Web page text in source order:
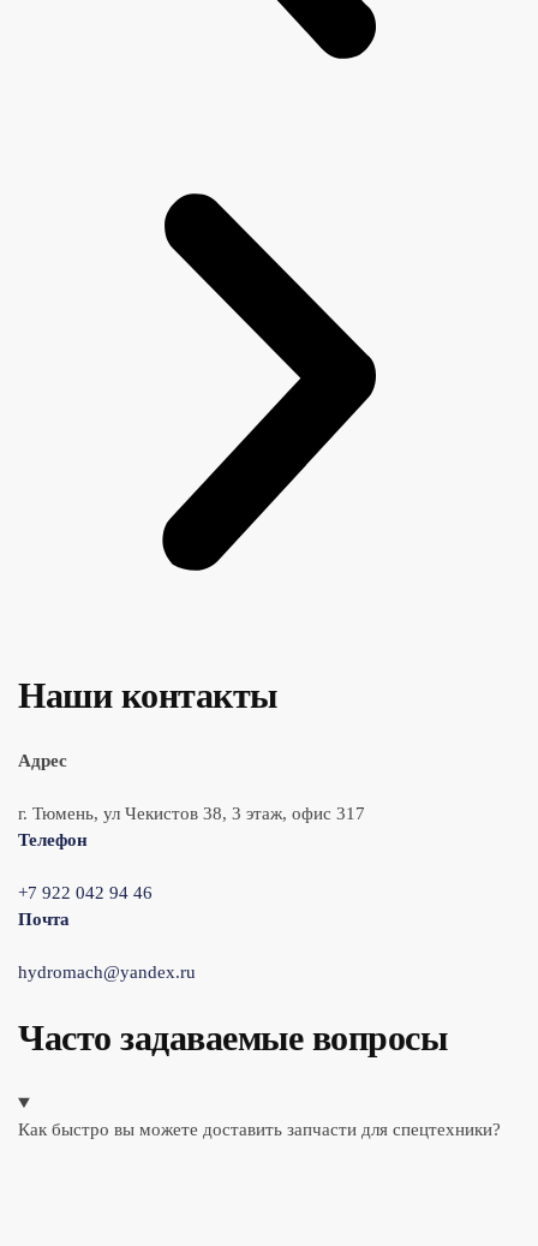
Наши контакты
Адрес
г. Тюмень, ул Чекистов 38, 3 этаж, офис 317
Телефон
+7 922 042 94 46
Почта
hydromach@yandex.ru
Часто задаваемые вопросы
Как быстро вы можете доставить запчасти для спецтехники?